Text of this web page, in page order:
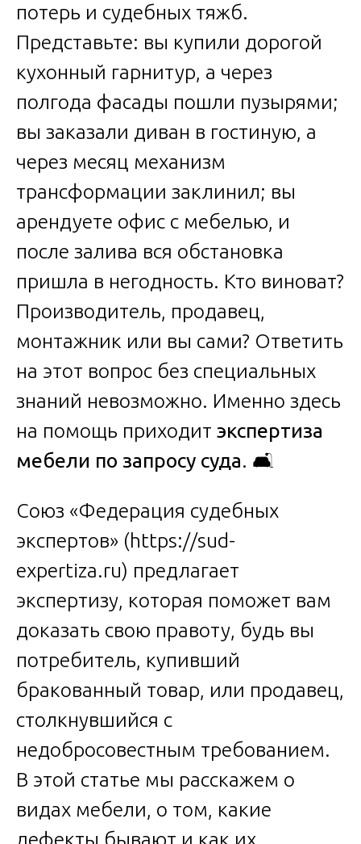
потерь и судебных тяжб.
Представьте: вы купили дорогой
кухонный гарнитур, а через
полгода фасады пошли пузырями;
вы заказали диван в гостиную, а
через месяц механизм
трансформации заклинил; вы
арендуете офис с мебелью, и
после залива вся обстановка
пришла в негодность. Кто виноват?
Производитель, продавец,
монтажник или вы сами? Ответить
на этот вопрос без специальных
знаний невозможно. Именно здесь
на помощь приходит экспертиза
мебели по запросу суда. 🛋️
Союз «Федерация судебных
экспертов» (https://sud-
expertiza.ru) предлагает
экспертизу, которая поможет вам
доказать свою правоту, будь вы
потребитель, купивший
бракованный товар, или продавец,
столкнувшийся с
недобросовестным требованием.
В этой статье мы расскажем о
видах мебели, о том, какие
дефекты бывают и как их